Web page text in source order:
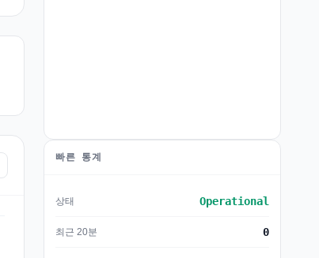
빠른 통계
상태 Operational
최근 20분 0